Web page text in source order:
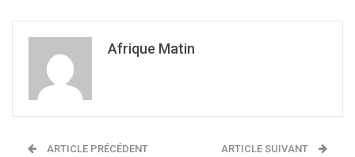
Afrique Matin
ARTICLE PRÉCÉDENT ARTICLE SUIVANT